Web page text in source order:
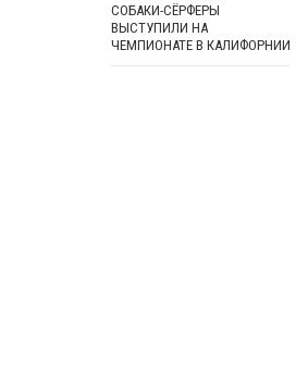
СОБАКИ-СЁРФЕРЫ
ВЫСТУПИЛИ НА
ЧЕМПИОНАТЕ В КАЛИФОРНИИ